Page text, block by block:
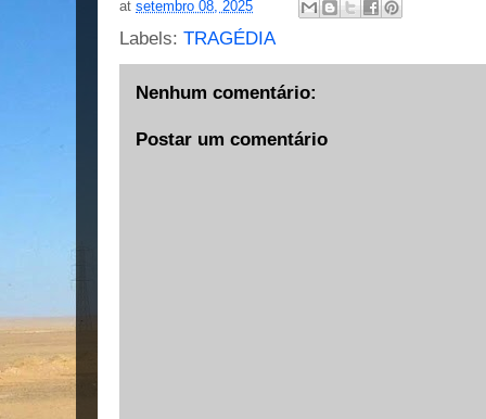
at setembro 08, 2025
Labels: TRAGÉDIA
Nenhum comentário:
Postar um comentário